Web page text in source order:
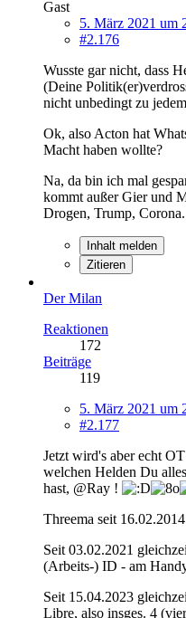
Gast
5. März 2021 um
#2.176
Wusste gar nicht, dass
(Deine
nicht unbedingt zu
Ok, also Acton hat
Macht haben wollte?
Na, da bin ich mal
kommt außer Gier und
Drogen, Trump,
Inhalt melden
Zitieren
Der Milan
Reaktionen
172
Beiträge
119
5. März 2021 um
#2.177
Jetzt wird's aber echt
welchen Helden Du
hast, @Ray !
Threema seit
Seit 03.02.2021
(Arbeits-) ID - am
Seit 15.04.2023
Libre, also insges. 4